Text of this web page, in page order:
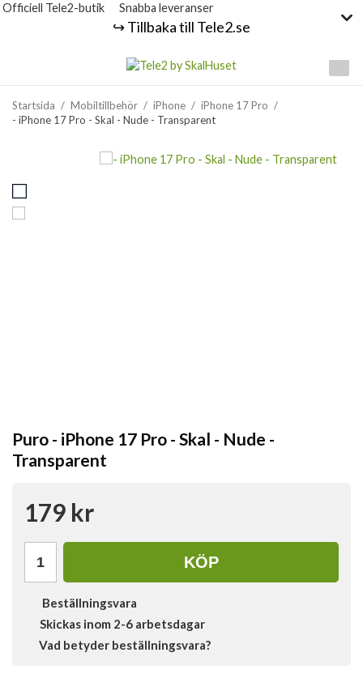
Officiell Tele2-butik Snabba leveranser
↪️ Tillbaka till Tele2.se
Startsida / Mobiltillbehör / iPhone / iPhone 17 Pro /
- iPhone 17 Pro - Skal - Nude - Transparent
Puro - iPhone 17 Pro - Skal - Nude -
Transparent
179 kr
KÖP
Beställningsvara
Skickas inom 2-6 arbetsdagar
Vad betyder beställningsvara?